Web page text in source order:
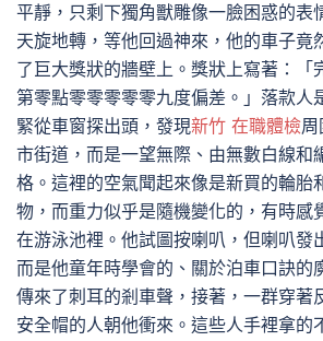
平靜，只剩下獨角獸雕像一臉困惑的表
天旋地轉，等他回過神來，他的車子竟
了巨大獎狀的牆壁上。獎狀上寫著：
第零點零零零零零九度偏差。」落款人
緊從車窗探出頭，發現新竹 在職體檢
市街道，而是一望無際、由無數白線和
格。這裡的空氣聞起來像是新買的輪胎
物，而重力似乎是隨機變化的，有時感
在游泳池裡。他試圖按喇叭，但喇叭發
而是他童年時學會的、關於泊車口訣的
傳來了刺耳的剎車聲，接著，一群穿著
安全帽的人朝他衝來。這些人手裡拿的